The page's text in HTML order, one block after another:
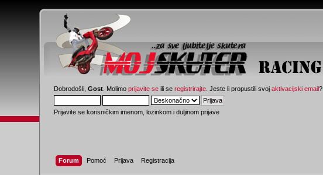
Dobrodošli,Gost . Molimoprijavite se ili seregistrirajte . Jeste li propustili svojaktivacijski email?
Prijavite se korisničkim imenom, lozinkom i duljinom prijave
Forum Pomoć Prijava Registracija